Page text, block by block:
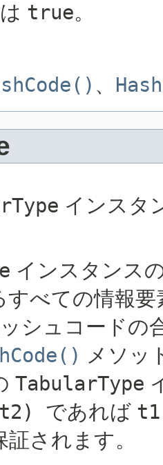
true。
、
インスタ
インスタンス
すべての情報
シュコードの
メソッ
TabularType
であれば
されます。